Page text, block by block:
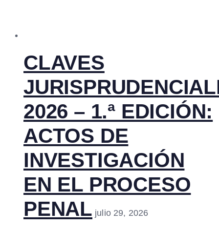
CLAVES
2026 – 1.ª EDICIÓN:
ACTOS DE
INVESTIGACIÓN
EN EL PROCESO
PENAL julio 29, 2026